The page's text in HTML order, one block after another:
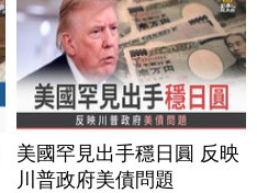
美國罕見出手穩日圓 反映
川普政府美債問題